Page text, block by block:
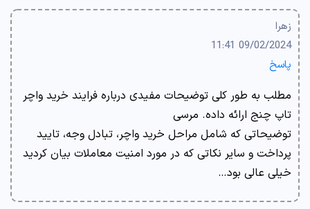
زهرا
09/02/2024 11:41
پاسخ
مطلب به طور کلی توضیحات مفیدی درباره فرایند خرید واچر
تاپ‌ چنج ارائه داده. مرسی
توضیحاتی که شامل مراحل خرید واچر، تبادل وجه، تایید
پرداخت و سایر نکاتی که در مورد امنیت معاملات بیان کردید
خیلی عالی بود…